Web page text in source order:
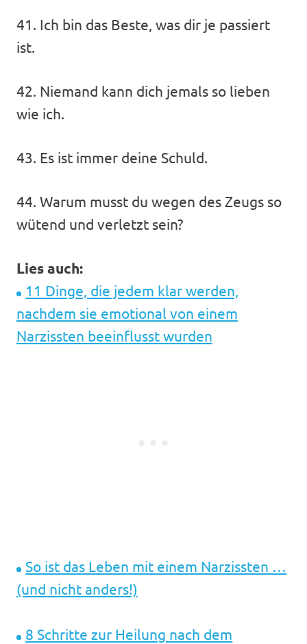
41. Ich bin das Beste, was dir je passiert
ist.
42. Niemand kann dich jemals so lieben
wie ich.
43. Es ist immer deine Schuld.
44. Warum musst du wegen des Zeugs so
wütend und verletzt sein?
Lies auch:
11 Dinge, die jedem klar werden,
nachdem sie emotional von einem
Narzissten beeinflusst wurden
So ist das Leben mit einem Narzissten …
(und nicht anders!)
8 Schritte zur Heilung nach dem